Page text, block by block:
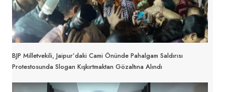
BJP Milletvekili, Jaipur’daki Cami Önünde Pahalgam Saldırısı
Protestosunda Slogan Kışkırtmaktan Gözaltına Alındı